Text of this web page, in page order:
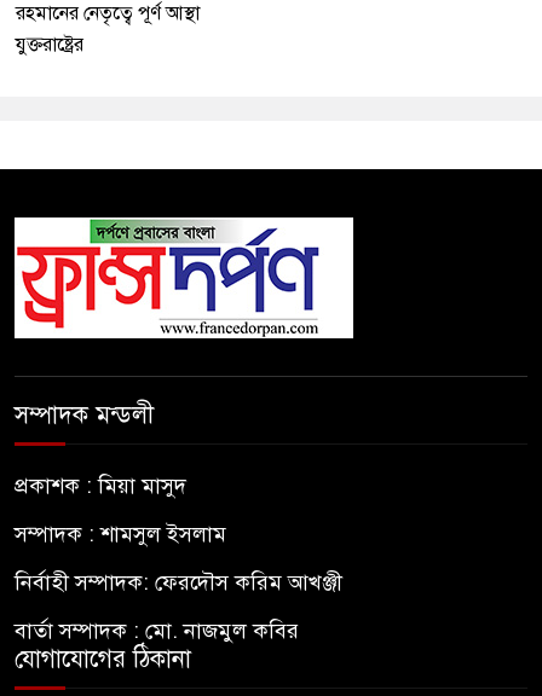
রহমানের নেতৃত্বে পূর্ণ আস্থা
যুক্তরাষ্ট্রের
সম্পাদক মন্ডলী
প্রকাশক : মিয়া মাসুদ
সম্পাদক : শামসুল ইসলাম
নির্বাহী সম্পাদক: ফেরদৌস করিম আখঞ্জী
বার্তা সম্পাদক : মো. নাজমুল কবির
যোগাযোগের ঠিকানা